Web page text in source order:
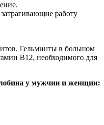
работу
Гельминты в большом
В12, необходимого для
у мужчин и женщин: